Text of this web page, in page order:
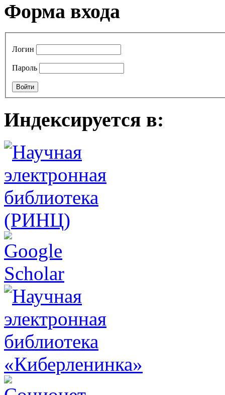
Форма входа
Логин
Пароль
Индексируется в: